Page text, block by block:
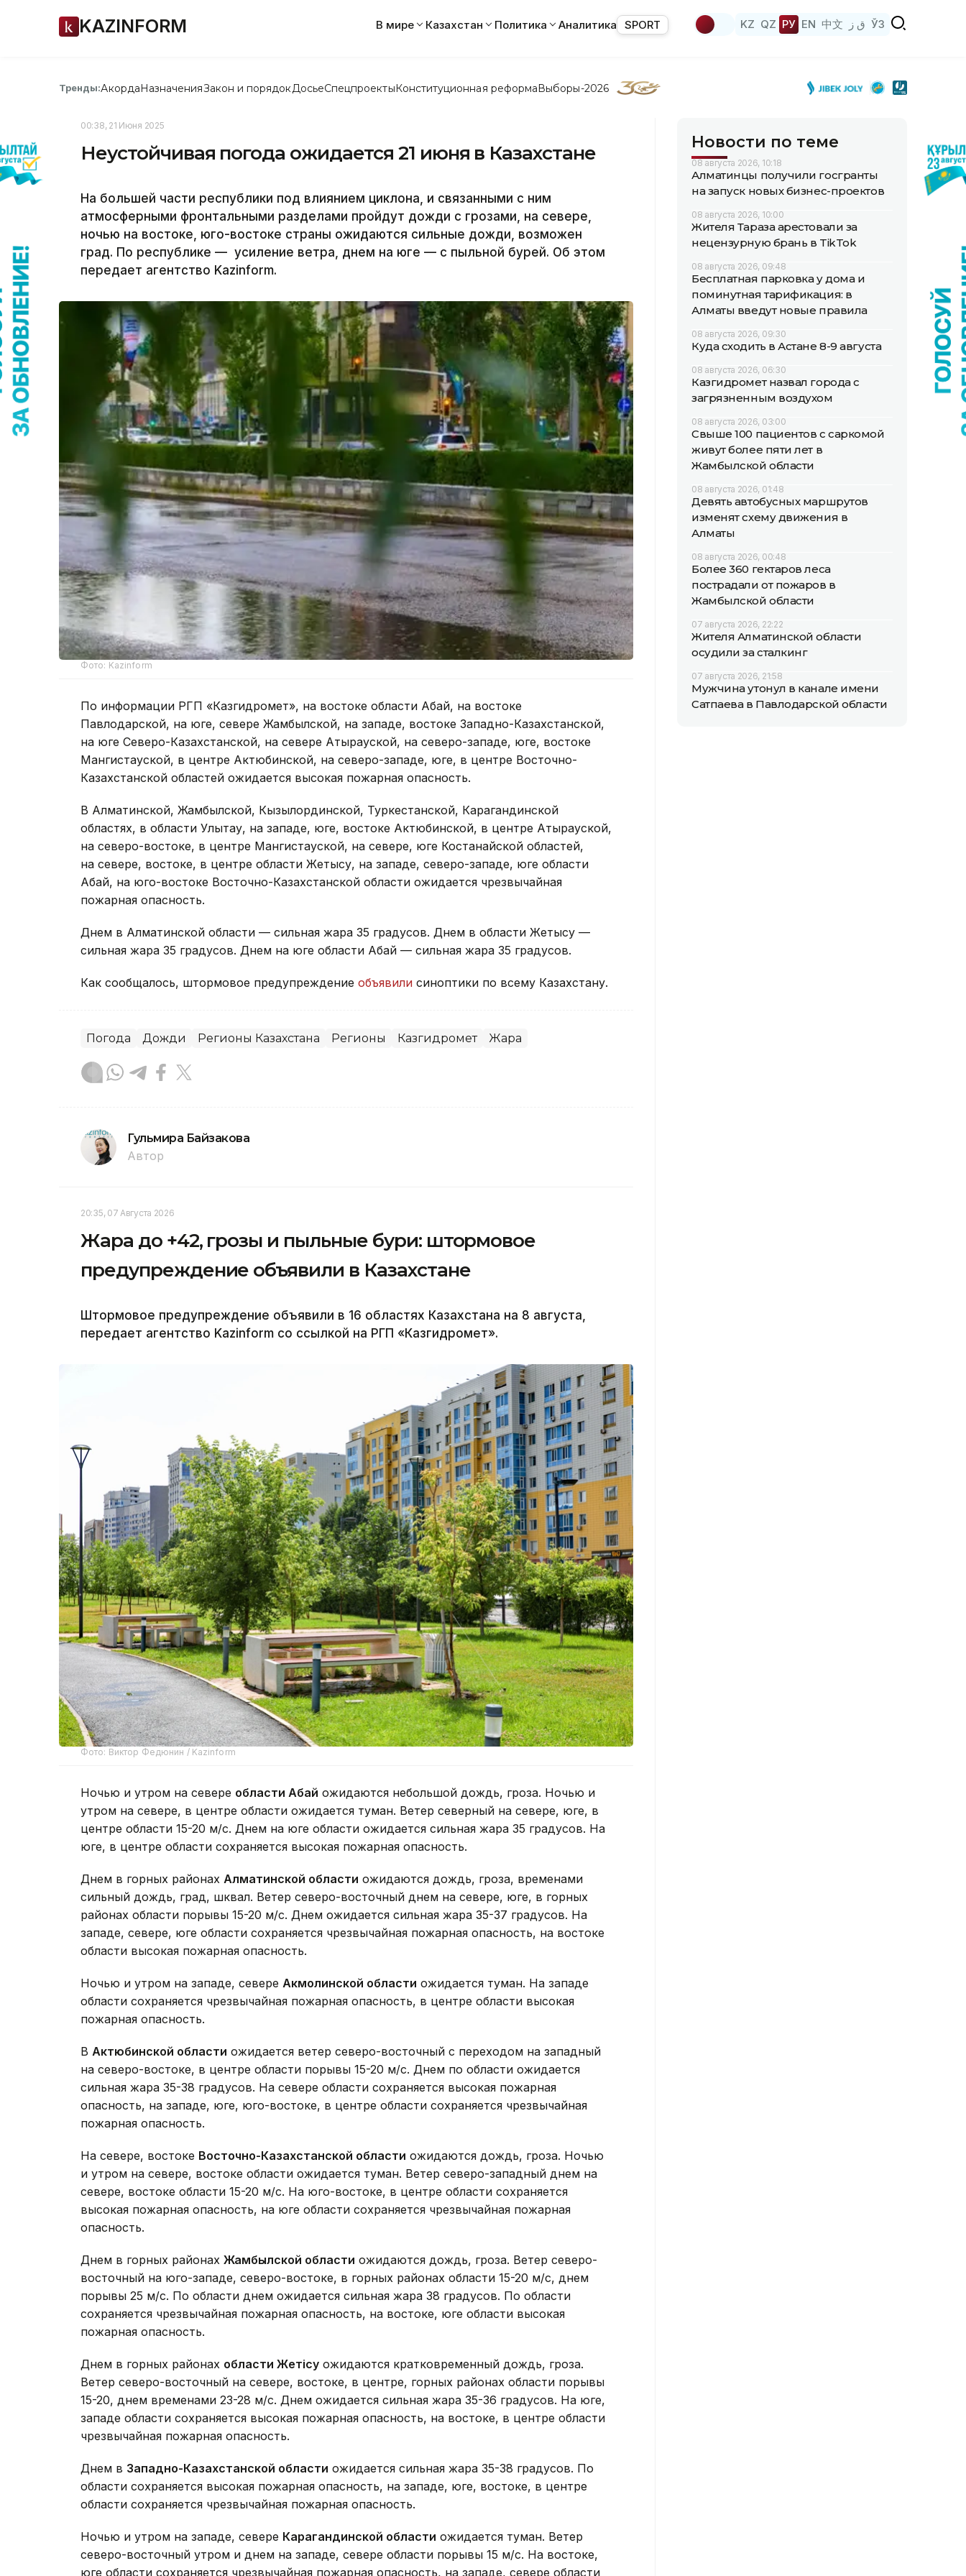
KAZINFORM В мире Казахстан Политика Аналитика SPORT KZ QZ РУ EN 中文 ق ز ЎЗ
Тренды:АкордаНазначенияЗакон и порядок ДосьеСпецпроектыКонституционная реформаВыборы-2026
00:38, 21 Июня 2025
Неустойчивая погода ожидается 21 июня в Казахстане
На большей части республики под влиянием циклона, и связанными с ним
атмосферными фронтальными разделами пройдут дожди с грозами, на севере,
ночью на востоке, юго-востоке страны ожидаются сильные дожди, возможен
град. По республике — усиление ветра, днем на юге — с пыльной бурей. Об этом
передает агентство Kazinform.
Фото: Kazinform
По информации РГП «Казгидромет», на востоке области Абай, на востоке
Павлодарской, на юге, севере Жамбылской, на западе, востоке Западно-Казахстанской,
на юге Северо-Казахстанской, на севере Атырауской, на северо-западе, юге, востоке
Мангистауской, в центре Актюбинской, на северо-западе, юге, в центре Восточно-
Казахстанской областей ожидается высокая пожарная опасность.
В Алматинской, Жамбылской, Кызылординской, Туркестанской, Карагандинской
областях, в области Улытау, на западе, юге, востоке Актюбинской, в центре Атырауской,
на северо-востоке, в центре Мангистауской, на севере, юге Костанайской областей,
на севере, востоке, в центре области Жетысу, на западе, северо-западе, юге области
Абай, на юго-востоке Восточно-Казахстанской области ожидается чрезвычайная
пожарная опасность.
Днем в Алматинской области — сильная жара 35 градусов. Днем в области Жетысу —
сильная жара 35 градусов. Днем на юге области Абай — сильная жара 35 градусов.
Как сообщалось, штормовое предупреждение объявили синоптики по всему Казахстану.
Погода Дожди Регионы Казахстана Регионы Казгидромет Жара
Гульмира Байзакова
Автор
20:35, 07 Августа 2026
Жара до +42, грозы и пыльные бури: штормовое
предупреждение объявили в Казахстане
Штормовое предупреждение объявили в 16 областях Казахстана на 8 августа,
передает агентство Kazinform со ссылкой на РГП «Казгидромет».
Фото: Виктор Федюнин / Kazinform
Ночью и утром на севере области Абай ожидаются небольшой дождь, гроза. Ночью и
утром на севере, в центре области ожидается туман. Ветер северный на севере, юге, в
центре области 15-20 м/с. Днем на юге области ожидается сильная жара 35 градусов. На
юге, в центре области сохраняется высокая пожарная опасность.
Днем в горных районах Алматинской области ожидаются дождь, гроза, временами
сильный дождь, град, шквал. Ветер северо-восточный днем на севере, юге, в горных
районах области порывы 15-20 м/с. Днем ожидается сильная жара 35-37 градусов. На
западе, севере, юге области сохраняется чрезвычайная пожарная опасность, на востоке
области высокая пожарная опасность.
Ночью и утром на западе, севере Акмолинской области ожидается туман. На западе
области сохраняется чрезвычайная пожарная опасность, в центре области высокая
пожарная опасность.
В Актюбинской области ожидается ветер северо-восточный с переходом на западный
на северо-востоке, в центре области порывы 15-20 м/с. Днем по области ожидается
сильная жара 35-38 градусов. На севере области сохраняется высокая пожарная
опасность, на западе, юге, юго-востоке, в центре области сохраняется чрезвычайная
пожарная опасность.
На севере, востоке Восточно-Казахстанской области ожидаются дождь, гроза. Ночью
и утром на севере, востоке области ожидается туман. Ветер северо-западный днем на
севере, востоке области 15-20 м/с. На юго-востоке, в центре области сохраняется
высокая пожарная опасность, на юге области сохраняется чрезвычайная пожарная
опасность.
Днем в горных районах Жамбылской области ожидаются дождь, гроза. Ветер северо-
восточный на юго-западе, северо-востоке, в горных районах области 15-20 м/с, днем
порывы 25 м/с. По области днем ожидается сильная жара 38 градусов. По области
сохраняется чрезвычайная пожарная опасность, на востоке, юге области высокая
пожарная опасность.
Днем в горных районах области Жетісу ожидаются кратковременный дождь, гроза.
Ветер северо-восточный на севере, востоке, в центре, горных районах области порывы
15-20, днем временами 23-28 м/с. Днем ожидается сильная жара 35-36 градусов. На юге,
западе области сохраняется высокая пожарная опасность, на востоке, в центре области
чрезвычайная пожарная опасность.
Днем в Западно-Казахстанской области ожидается сильная жара 35-38 градусов. По
области сохраняется высокая пожарная опасность, на западе, юге, востоке, в центре
области сохраняется чрезвычайная пожарная опасность.
Ночью и утром на западе, севере Карагандинской области ожидается туман. Ветер
северо-восточный утром и днем на западе, севере области порывы 15 м/с. На востоке,
юге области сохраняется чрезвычайная пожарная опасность, на западе, севере области
Новости по теме
08 августа 2026, 10:18
Алматинцы получили госгранты
на запуск новых бизнес-проектов
08 августа 2026, 10:00
Жителя Тараза арестовали за
нецензурную брань в TikTok
08 августа 2026, 09:48
Бесплатная парковка у дома и
поминутная тарификация: в
Алматы введут новые правила
08 августа 2026, 09:30
Куда сходить в Астане 8-9 августа
08 августа 2026, 06:30
Казгидромет назвал города с
загрязненным воздухом
08 августа 2026, 03:00
Свыше 100 пациентов с саркомой
живут более пяти лет в
Жамбылской области
08 августа 2026, 01:48
Девять автобусных маршрутов
изменят схему движения в
Алматы
08 августа 2026, 00:48
Более 360 гектаров леса
пострадали от пожаров в
Жамбылской области
07 августа 2026, 22:22
Жителя Алматинской области
осудили за сталкинг
07 августа 2026, 21:58
Мужчина утонул в канале имени
Сатпаева в Павлодарской области